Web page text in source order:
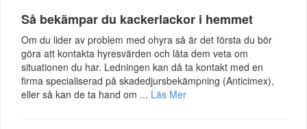
Så bekämpar du kackerlackor i hemmet
Om du lider av problem med ohyra så är det första du bör
göra att kontakta hyresvärden och låta dem veta om
situationen du har. Ledningen kan då ta kontakt med en
firma specialiserad på skadedjursbekämpning (Anticimex),
eller så kan de ta hand om ... Läs Mer